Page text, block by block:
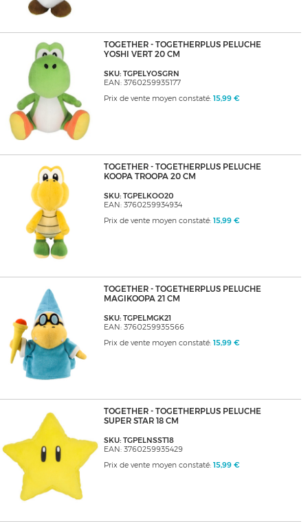
TOGETHER - TOGETHERPLUS PELUCHE
YOSHI VERT 20 CM
SKU: TGPELYOSGRN
EAN: 3760259935177
Prix de vente moyen constaté: 15,99 €
TOGETHER - TOGETHERPLUS PELUCHE
KOOPA TROOPA 20 CM
SKU: TGPELKOO20
EAN: 3760259934934
Prix de vente moyen constaté: 15,99 €
TOGETHER - TOGETHERPLUS PELUCHE
MAGIKOOPA 21 CM
SKU: TGPELMGK21
EAN: 3760259935566
Prix de vente moyen constaté: 15,99 €
TOGETHER - TOGETHERPLUS PELUCHE
SUPER STAR 18 CM
SKU: TGPELNSST18
EAN: 3760259935429
Prix de vente moyen constaté: 15,99 €